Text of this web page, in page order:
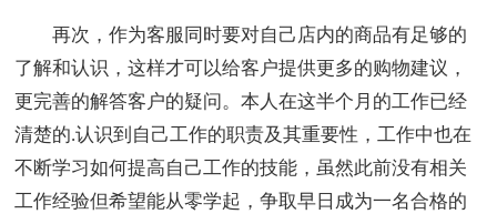
再次，作为客服同时要对自己店内的商品有足够的
了解和认识，这样才可以给客户提供更多的购物建议，
更完善的解答客户的疑问。本人在这半个月的工作已经
清楚的.认识到自己工作的职责及其重要性，工作中也在
不断学习如何提高自己工作的技能，虽然此前没有相关
工作经验但希望能从零学起，争取早日成为一名合格的